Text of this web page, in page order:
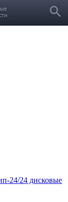
search
24/24 дисковые